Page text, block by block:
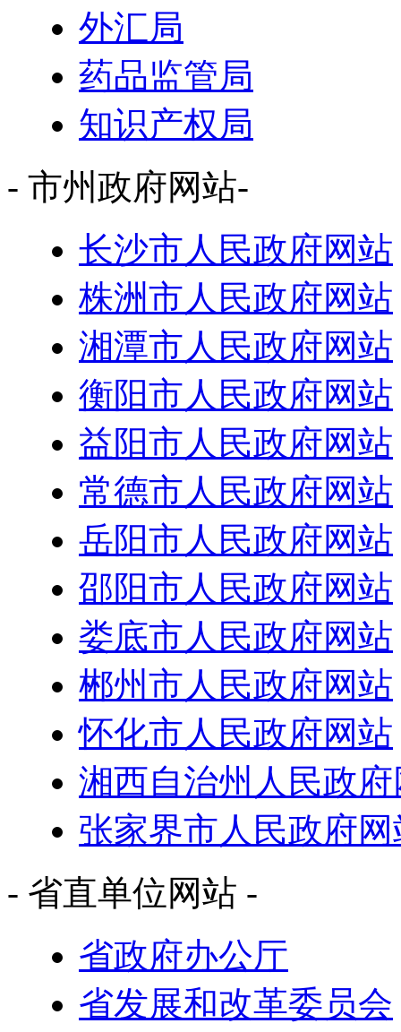
外汇局
药品监管局
知识产权局
- 市州政府网站-
长沙市人民政府网站
株洲市人民政府网站
湘潭市人民政府网站
衡阳市人民政府网站
益阳市人民政府网站
常德市人民政府网站
岳阳市人民政府网站
邵阳市人民政府网站
娄底市人民政府网站
郴州市人民政府网站
怀化市人民政府网站
湘西自治州人民政
张家界市人民政府网
- 省直单位网站 -
省政府办公厅
省发展和改革委员会